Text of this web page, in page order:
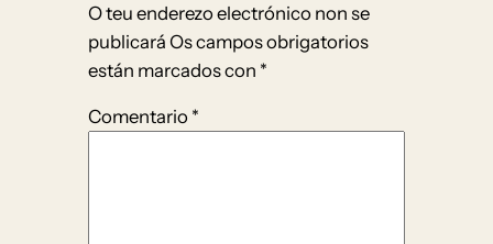
O teu enderezo electrónico non se
publicará Os campos obrigatorios
están marcados con *
Comentario *